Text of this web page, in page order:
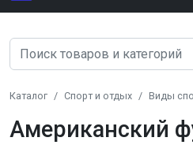
Каталог Спорт и отдых Виды
Американский